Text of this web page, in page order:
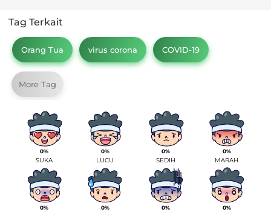
Tag Terkait
Orang Tua virus corona COVID-19
More Tag
0%
SUKA
0%
LUCU
0%
SEDIH
0%
MARAH
0% 0% 0% 0%